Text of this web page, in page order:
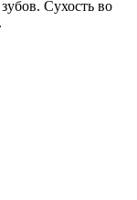
Сухость во